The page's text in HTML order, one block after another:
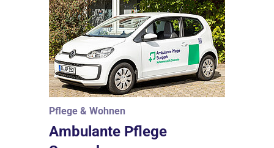
Pflege & Wohnen
Ambulante Pflege